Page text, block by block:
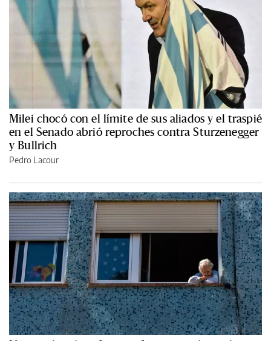
Milei chocó con el límite de sus aliados y el traspié
en el Senado abrió reproches contra Sturzenegger
y Bullrich
Pedro Lacour